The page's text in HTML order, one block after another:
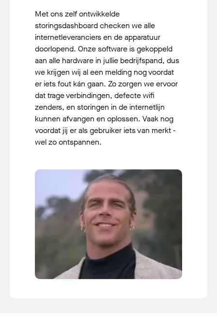
Met ons zelf ontwikkelde
storingsdashboard checken we alle
internetleveranciers en de apparatuur
doorlopend. Onze software is gekoppeld
aan alle hardware in jullie bedrijfspand, dus
we krijgen wij al een melding nog voordat
er iets fout kán gaan. Zo zorgen we ervoor
dat trage verbindingen, defecte wifi
zenders, en storingen in de internetlijn
kunnen afvangen en oplossen. Vaak nog
voordat jij er als gebruiker iets van merkt -
wel zo ontspannen.